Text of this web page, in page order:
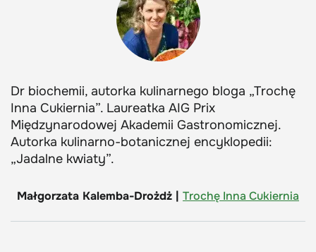
Dr biochemii, autorka kulinarnego bloga „Trochę
Inna Cukiernia”. Laureatka AIG Prix
Międzynarodowej Akademii Gastronomicznej.
Autorka kulinarno-botanicznej encyklopedii:
„Jadalne kwiaty”.
Małgorzata Kalemba-Drożdż | Trochę Inna Cukiernia